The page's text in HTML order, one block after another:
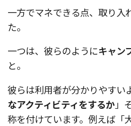
一方でマネできる点、取り入
た。
一つは、彼らのようにキャン
と。
彼らは利用者が分かりやすい
なアクティビティをするか」
称を付けています。例えば「